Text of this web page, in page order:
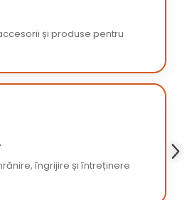
și produse pentru
îngrijire și întreținere